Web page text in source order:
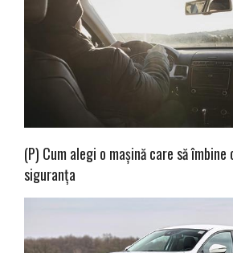
(P) Cum alegi o mașină care să
siguranța